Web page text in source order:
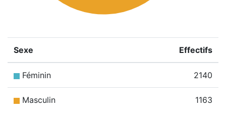
Sexe Effectifs
Féminin 2140
Masculin 1163